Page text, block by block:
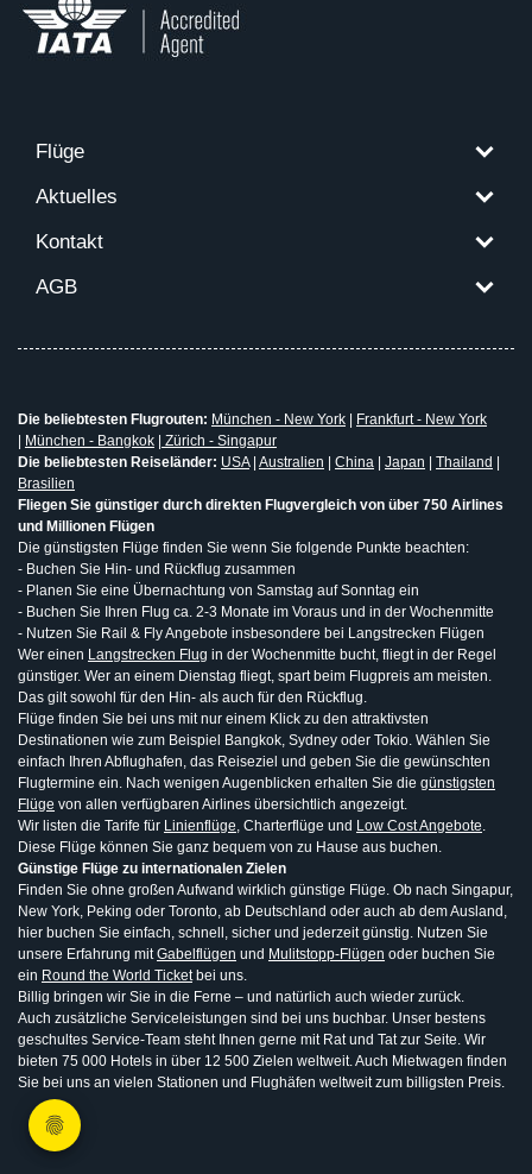
Flüge
Aktuelles
Kontakt
AGB
Die beliebtesten Flugrouten: München - New York
Frankfurt - New York
München - Bangkok
Zürich - Singapur
Die beliebtesten Reiseländer: USA| Australien China Japan Thailand
Brasilien
Fliegen Sie günstiger durch direkten Flugvergleich von über 750 Airlines
und Millionen Flügen
Die günstigsten Flüge finden Sie wenn Sie folgende Punkte beachten:
- Buchen Sie Hin- und Rückflug zusammen
- Planen Sie eine Übernachtung von Samstag auf Sonntag ein
- Buchen Sie Ihren Flug ca. 2-3 Monate im Voraus und in der Wochenmitte
- Nutzen Sie Rail & Fly Angebote insbesondere bei Langstrecken Flügen
Wer einen Langstrecken Flug in der Wochenmitte bucht, fliegt in der Regel
günstiger. Wer an einem Dienstag fliegt, spart beim Flugpreis am meisten.
Das gilt sowohl für den Hin- als auch für den Rückflug.
Flüge finden Sie bei uns mit nur einem Klick zu den attraktivsten
Destinationen wie zum Beispiel Bangkok, Sydney oder Tokio. Wählen Sie
einfach Ihren Abflughafen, das Reiseziel und geben Sie die gewünschten
Flugtermine ein. Nach wenigen Augenblicken erhalten Sie die günstigsten
Flüge von allen verfügbaren Airlines übersichtlich angezeigt.
Wir listen die Tarife für Linienflüge, Charterflüge und Low Cost Angebote.
Diese Flüge können Sie ganz bequem von zu Hause aus buchen.
Günstige Flüge zu internationalen Zielen
Finden Sie ohne großen Aufwand wirklich günstige Flüge. Ob nach Singapur,
New York, Peking oder Toronto, ab Deutschland oder auch ab dem Ausland,
hier buchen Sie einfach, schnell, sicher und jederzeit günstig. Nutzen Sie
unsere Erfahrung mitGabelflügen und Mulitstopp-Flügen oder buchen Sie
ein Round the World Ticketbei uns.
Billig bringen wir Sie in die Ferne – und natürlich auch wieder zurück.
Auch zusätzliche Serviceleistungen sind bei uns buchbar. Unser bestens
geschultes Service-Team steht Ihnen gerne mit Rat und Tat zur Seite. Wir
bieten 75 000 Hotels in über 12 500 Zielen weltweit. Auch Mietwagen finden
Sie bei uns an vielen Stationen und Flughäfen weltweit zum billigsten Preis.